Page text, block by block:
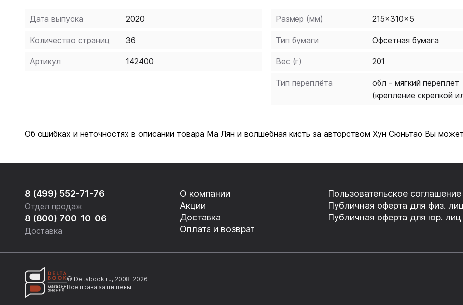
Дата выпуска 2020
Количество страниц 36
Артикул 142400
Размер (мм) 215x310x5
Тип бумаги Офсетная бумага
Вес (г) 201
Тип переплёта
обл - мягкий переплет
(крепление скрепкой
Об ошибках и неточностях в описании товара Ма Лян и волшебная кисть за авторством Хун Сюньтао Вы
8 (499) 552-71-76
Отдел продаж
8 (800) 700-10-06
Доставка
О компании
Акции
Доставка
Оплата и возврат
Пользовательское соглашение
Публичная оферта для физ. лиц
Публичная оферта для юр. лиц
© Deltabook.ru, 2008-2026
Все права защищены